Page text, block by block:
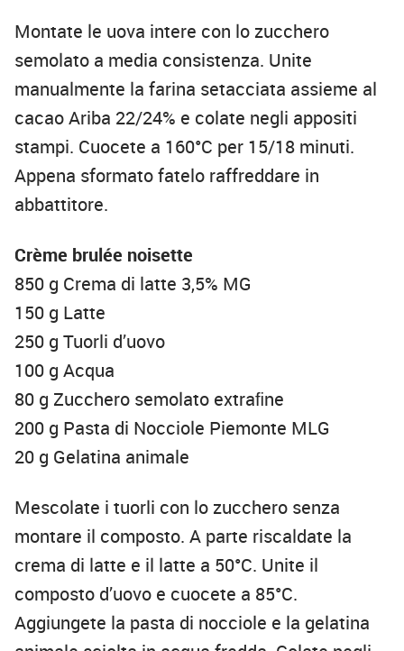
Montate le uova intere con lo zucchero
semolato a media consistenza. Unite
manualmente la farina setacciata assieme al
cacao Ariba 22/24% e colate negli appositi
stampi. Cuocete a 160°C per 15/18 minuti.
Appena sformato fatelo raffreddare in
abbattitore.
Crème brulée noisette
850 g Crema di latte 3,5% MG
150 g Latte
250 g Tuorli d’uovo
100 g Acqua
80 g Zucchero semolato extraﬁne
200 g Pasta di Nocciole Piemonte MLG
20 g Gelatina animale
Mescolate i tuorli con lo zucchero senza
montare il composto. A parte riscaldate la
crema di latte e il latte a 50°C. Unite il
composto d’uovo e cuocete a 85°C.
Aggiungete la pasta di nocciole e la gelatina